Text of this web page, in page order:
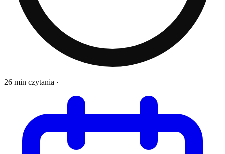
26 min czytania ·